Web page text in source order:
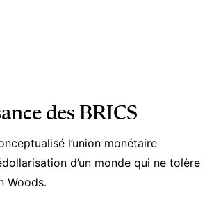
des BRICS
l’union monétaire
d’un monde qui ne tolère
Woods.